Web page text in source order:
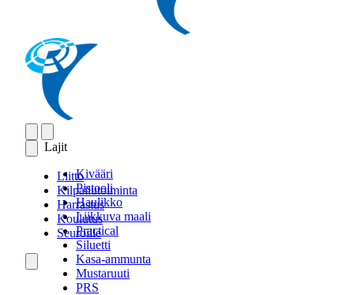
Lajit
Kivääri
Pistooli
Haulikko
Liikkuva maali
Practical
Siluetti
Kasa-ammunta
Mustaruuti
PRS
Liitto
Kilpailutoiminta
Harrastus
Koulutus
Seuroille